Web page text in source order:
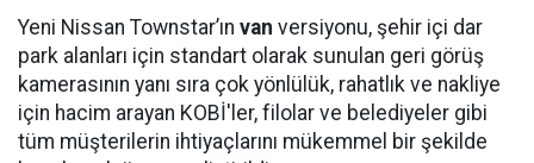
Yeni Nissan Townstar’ın van versiyonu, şehir içi dar
park alanları için standart olarak sunulan geri görüş
kamerasının yanı sıra çok yönlülük, rahatlık ve nakliye
için hacim arayan KOBİ'ler, filolar ve belediyeler gibi
tüm müşterilerin ihtiyaçlarını mükemmel bir şekilde